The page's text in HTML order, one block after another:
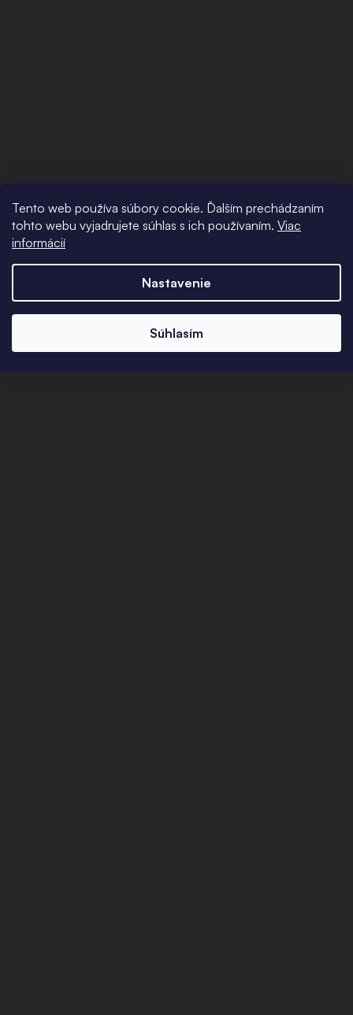
Tento web používa súbory cookie. Ďalším prechádzaním
tohto webu vyjadrujete súhlas s ich používaním. Viac
informácií
Nastavenie
Súhlasím